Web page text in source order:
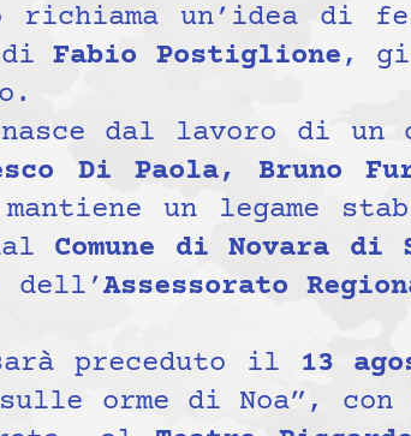
un’idea di
diFabio Postiglione,
dal lavoro di
Di Paola, Bruno
mantiene un legame
Comune di Novara
dell’Assessorato
preceduto il 13
sulle orme di Noa”,